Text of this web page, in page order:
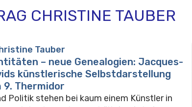
CHRISTINE TAUBER
Tauber
– neue Genealogien: Jacques-
künstlerische Selbstdarstellung
9. Thermidor
Politik stehen bei kaum einem Künstler in